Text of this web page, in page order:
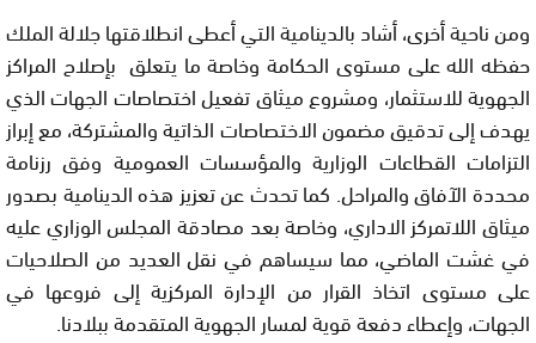
ومن ناحية أخرى، أشاد بالدينامية التي أعطى انطلاقتها جلالة الملك
حفظه الله على مستوى الحكامة وخاصة ما يتعلق بإصلاح المراكز
الجهوية للاستثمار، ومشروع ميثاق تفعيل اختصاصات الجهات الذي
يهدف إلى تدقيق مضمون الاختصاصات الذاتية والمشتركة، مع إبراز
التزامات القطاعات الوزارية والمؤسسات العمومية وفق رزنامة
محددة الآفاق والمراحل. كما تحدث عن تعزيز هذه الدينامية بصدور
ميثاق اللاتمركز الاداري، وخاصة بعد مصادقة المجلس الوزاري عليه
في غشت الماضي، مما سيساهم في نقل العديد من الصلاحيات
على مستوى اتخاذ القرار من الإدارة المركزية إلى فروعها في
الجهات، وإعطاء دفعة قوية لمسار الجهوية المتقدمة ببلادنا.